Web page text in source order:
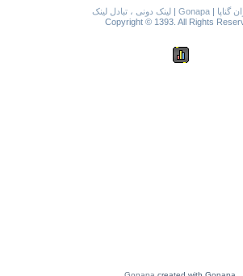
لینک دونی ، تبادل لینک| Gonapa|
گناپا
Copyright © 1393. All Rights